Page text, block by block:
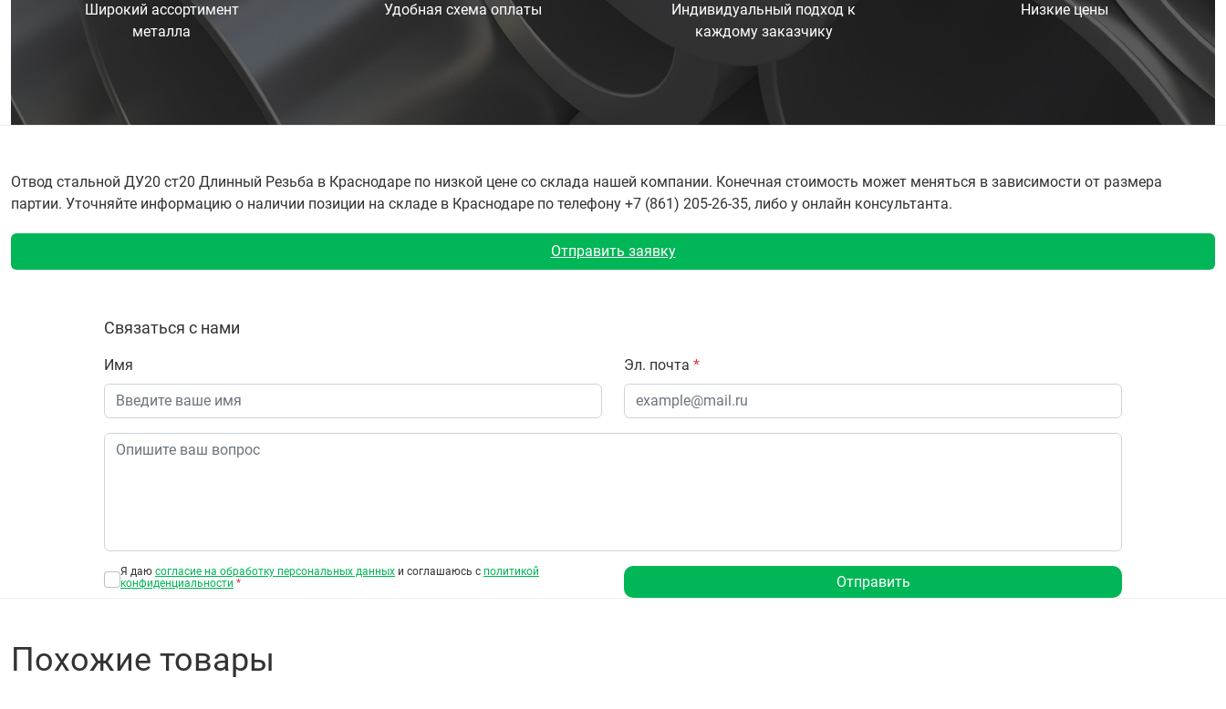
Широкий ассортимент
металла
Удобная схема оплаты
Индивидуальный подход к
каждому заказчику
Низкие цены
Отвод стальной ДУ20 ст20 Длинный Резьба в Краснодаре по низкой цене со склада нашей компании. Конечная стоимость может меняться в зависимости от размера
партии. Уточняйте информацию о наличии позиции на складе в Краснодаре по телефону +7 (861) 205-26-35, либо у онлайн консультанта.
Отправить заявку
Связаться с нами
Имя Эл. почта *
Я даю согласие на обработку персональных данных и соглашаюсь с политикой
конфиденциальности * Отправить
Похожие товары